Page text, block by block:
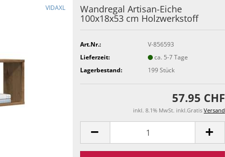
VIDAXL
Wandregal Artisan-Eiche
100x18x53 cm Holzwerkstoff
Art.Nr.:
V-856593
Lieferzeit:
ca. 5-7 Tage
Lagerbestand:
199Stück
57.95 CHF
inkl. 8.1% MwSt. inkl.Gratis Versand